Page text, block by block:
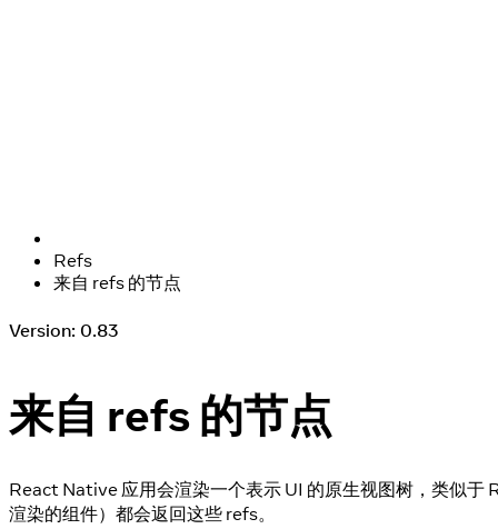
Refs
来自 refs 的节点
Version: 0.83
来自 refs 的节点
React Native 应用会渲染一个表示 UI 的原生视图树，类似
渲染的组件）都会返回这些 refs。